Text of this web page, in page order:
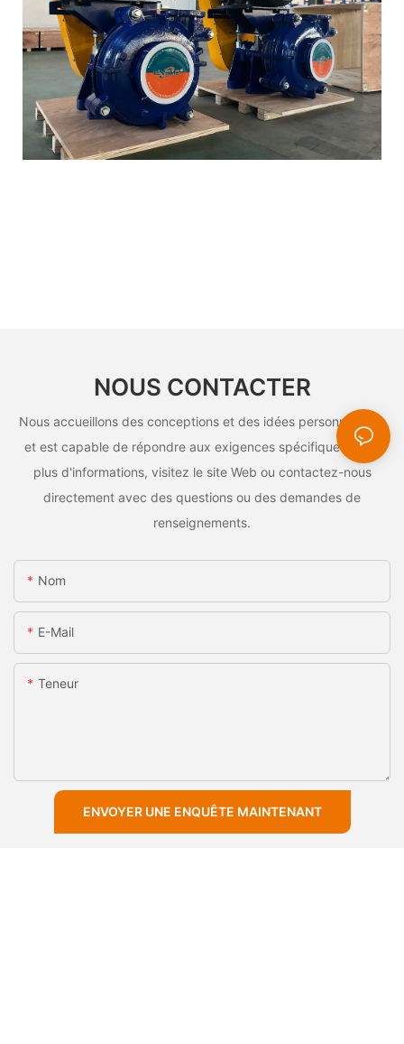
NOUS CONTACTER
Nous accueillons des conceptions et des idées personnalisées
et est capable de répondre aux exigences spécifiques. Pour
plus d'informations, visitez le site Web ou contactez-nous
directement avec des questions ou des demandes de
renseignements.
Nom
E-Mail
Teneur
ENVOYER UNE ENQUÊTE MAINTENANT